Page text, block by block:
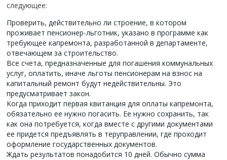
следующее:
Проверить, действительно ли строение, в котором
проживает пенсионер-льготник, указано в программе как
требующее капремонта, разработанной в департаменте,
отвечающем за строительство.
Все счета, предназначенные для погашения коммунальных
услуг, оплатить, иначе льготы пенсионерам на взнос на
капитальный ремонт будут недействительны. Это
предусматривает закон.
Когда приходит первая квитанция для оплаты капремонта,
обязательно ее нужно погасить. Ее нужно сохранить, так
как она потребуется, когда вместе с другими документами
ее придется предъявлять в теруправлении, где проходит
оформление государственных документов.
Ждать результатов понадобится 10 дней. Обычно сумма